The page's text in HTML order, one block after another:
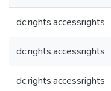
dc.rights.accessrights
dc.rights.accessrights
dc.rights.accessrights